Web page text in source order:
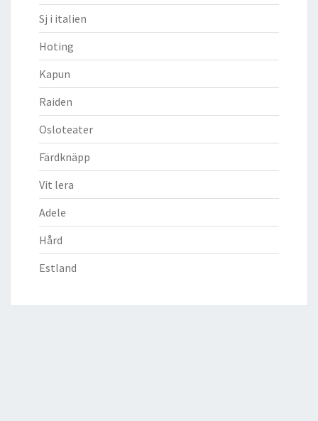
Sj i italien
Hoting
Kapun
Raiden
Osloteater
Färdknäpp
Vit lera
Adele
Hård
Estland